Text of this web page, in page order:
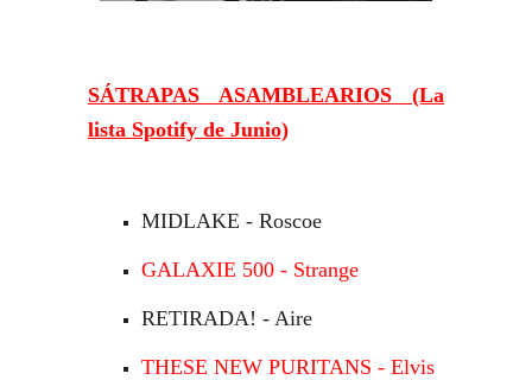
SÁTRAPAS ASAMBLEARIOS (La
lista Spotify de Junio)
MIDLAKE - Roscoe
GALAXIE 500 - Strange
RETIRADA! - Aire
THESE NEW PURITANS - Elvis